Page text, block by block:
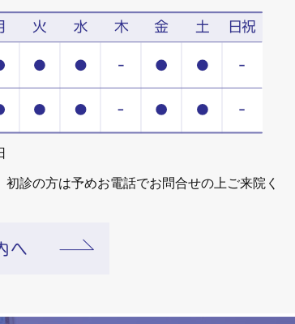
診の方は予めお電話でお問合せの上ご来院く